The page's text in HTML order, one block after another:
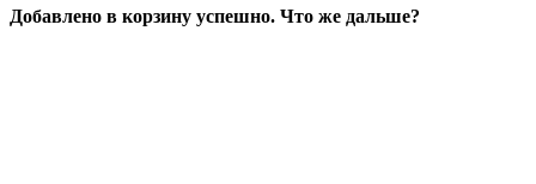
Добавлено в корзину успешно. Что же дальше?